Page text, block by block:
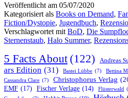
Veröffentlicht am 05/07/2020
Kategorisiert als Books on Demand,
Fiction/Dystopie, Jugendbuch,
Verschlagwortet mit BoD, Die
Sternenstaub, Halo Summer,
5 Facts About (122) Andreas
ars Edition (31) Bastei Lübbe (7) Bettina
Cassandra Clare (7) Christophorus Verlag
EMF (17) Fischer Verlage (14) Flüsterwald